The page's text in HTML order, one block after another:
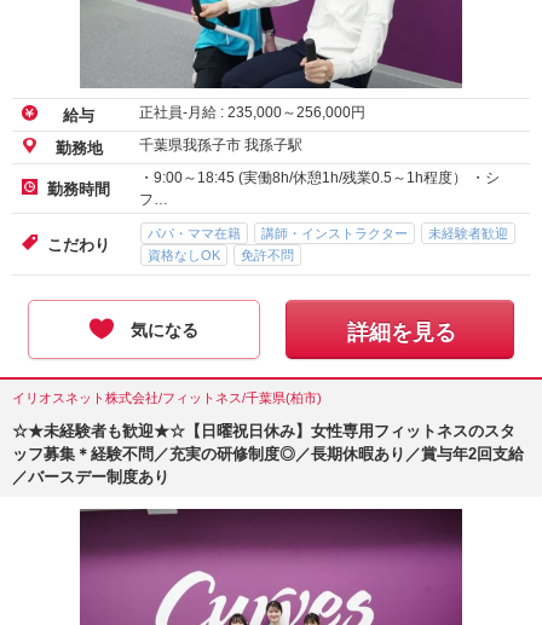
給与 正社員-月給 : 235,000～256,000円
勤務地 千葉県我孫子市 我孫子駅
勤務時間
・9:00～18:45 (実働8h/休憩1h/残業0.5～1h程度） ・シ
フ…
こだわり
パパ・ママ在籍 講師・インストラクター
未経験者歓迎
資格なしOK
免許不問
気になる 詳細を見る
イリオスネット株式会社/フィットネス/千葉県(柏市)
☆★未経験者も歓迎★☆【日曜祝日休み】女性専用フィットネスのスタ
ッフ募集＊経験不問／充実の研修制度◎／長期休暇あり／賞与年2回支給
／バースデー制度あり